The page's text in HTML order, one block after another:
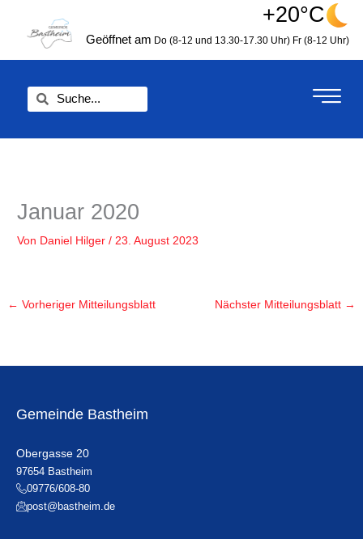
springen
+20°C
Geöffnet am Do (8-12 und 13.30-17.30 Uhr) Fr (8-12 Uhr)
Januar 2020
Von Daniel Hilger/ 23. August 2023
← Vorheriger Mitteilungsblatt Nächster Mitteilungsblatt →
Gemeinde Bastheim
Obergasse 20
97654 Bastheim
09776/608-80
post@bastheim.de